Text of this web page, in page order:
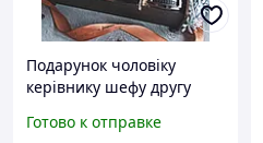
Подарунок чоловіку
керівнику шефу другу
для чоловіка на день
Готово к отправке